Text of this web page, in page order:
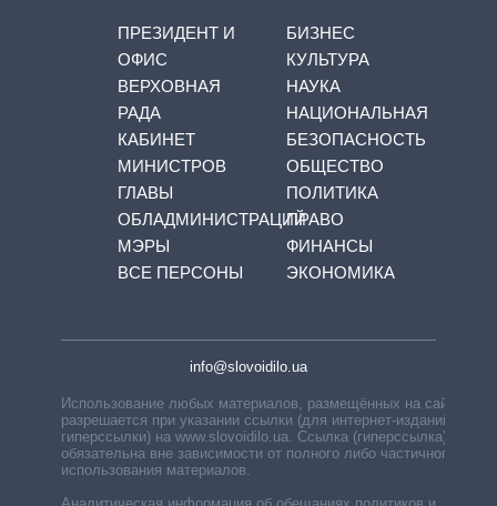
ПРЕЗИДЕНТ И
ОФИС
ВЕРХОВНАЯ
РАДА
КАБИНЕТ
МИНИСТРОВ
ГЛАВЫ
ОБЛАДМИНИСТРАЦИЙ
МЭРЫ
ВСЕ ПЕРСОНЫ
БИЗНЕС
КУЛЬТУРА
НАУКА
НАЦИОНАЛЬНАЯ
БЕЗОПАСНОСТЬ
ОБЩЕСТВО
ПОЛИТИКА
ПРАВО
ФИНАНСЫ
ЭКОНОМИКА
info@slovoidilo.ua
Использование любых материалов, размещённых на сайте,
разрешается при указании ссылки (для интернет-изданий —
гиперссылки) на www.slovoidilo.ua. Ссылка (гиперссылка)
обязательна вне зависимости от полного либо частичного
использования материалов.